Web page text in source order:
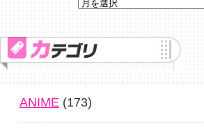
ANIME (173)